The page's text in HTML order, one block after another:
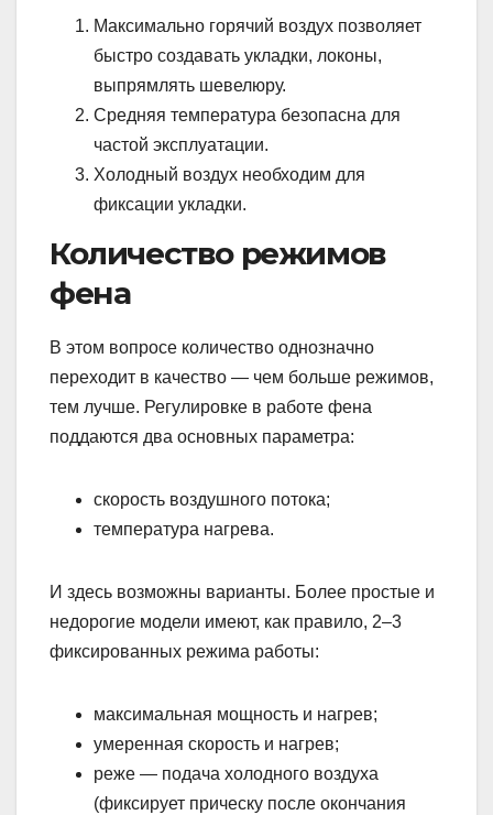
Максимально горячий воздух позволяет
быстро создавать укладки, локоны,
выпрямлять шевелюру.
Средняя температура безопасна для
частой эксплуатации.
Холодный воздух необходим для
фиксации укладки.
Количество режимов
фена
В этом вопросе количество однозначно
переходит в качество — чем больше режимов,
тем лучше. Регулировке в работе фена
поддаются два основных параметра:
скорость воздушного потока;
температура нагрева.
И здесь возможны варианты. Более простые и
недорогие модели имеют, как правило, 2–3
фиксированных режима работы:
максимальная мощность и нагрев;
умеренная скорость и нагрев;
реже — подача холодного воздуха
(фиксирует прическу после окончания